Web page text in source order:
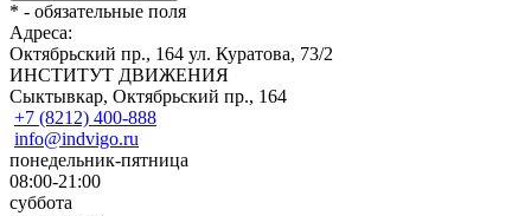
* - обязательные поля
Адреса:
Октябрьский пр., 164 ул. Куратова, 73/2
ИНСТИТУТ ДВИЖЕНИЯ
Сыктывкар, Октябрьский пр., 164
+7 (8212) 400-888
info@indvigo.ru
понедельник-пятница
08:00-21:00
суббота